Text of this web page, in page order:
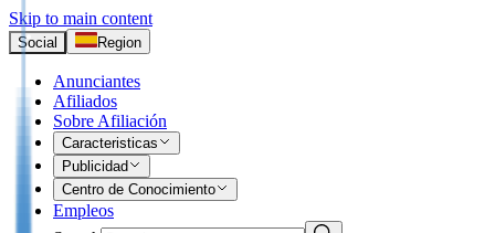
Skip to main content
Social Region
Anunciantes
Afiliados
Sobre Afiliación
Caracteristicas
Publicidad
Centro de Conocimiento
Empleos